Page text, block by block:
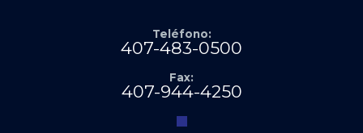
Teléfono:
407-483-0500
Fax:
407-944-4250